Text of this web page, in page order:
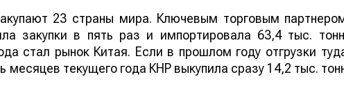
23 страны мира. Ключевым торговым
закупки в пять раз и импортировала 63,4 тыс.
стал рынок Китая. Если в прошлом году отгрузки
месяцев текущего года КНР выкупила сразу 14,2 тыс.